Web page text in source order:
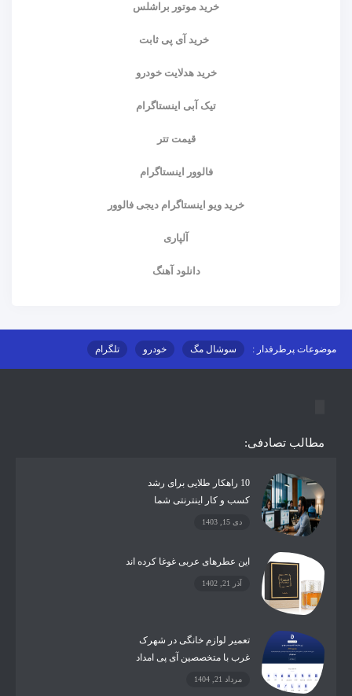
خرید موتور براشلس
خرید آی پی ثابت
خرید هدلایت خودرو
تیک آبی اینستاگرام
قیمت تتر
فالوور اینستاگرام
خرید ویو اینستاگرام دیجی فالوور
آلپاری
دانلود آهنگ
موضوعات پرطرفدار : سوشال مگ خودرو تلگرام
مطالب تصادفی:
10 راهکار طلایی برای رشد
کسب و کار اینترنتی شما
دی 15, 1403
این عطرهای عربی غوغا کرده اند
آذر 21, 1402
تعمیر لوازم خانگی در شهرک
غرب با متخصصین آی پی امداد
مرداد 21, 1404